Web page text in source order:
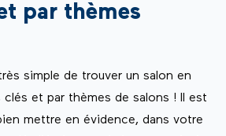
par thèmes
simple de trouver un salon en
et par thèmes de salons ! Il est
mettre en évidence, dans votre